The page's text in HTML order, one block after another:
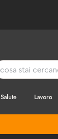
Salute Lavoro